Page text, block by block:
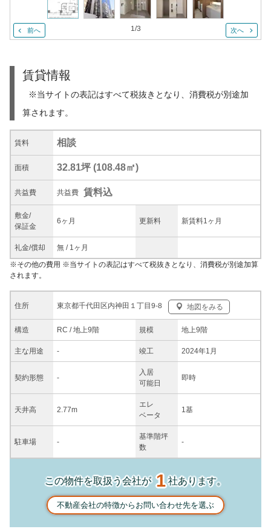
前へ 1/3 次へ
賃貸情報
※当サイトの表記はすべて税抜きとなり、消費税が別途加
算されます。
賃料 相談
面積 32.81坪 (108.48㎡)
共益費 共益費 賃料込
敷金/
保証金
6ヶ月 更新料 新賃料1ヶ月
礼金/償却 無 / 1ヶ月
住所 東京都千代田区内神田１丁目9-8 地図をみる
構造 RC / 地上9階 規模 地上9階
主な用途 - 竣工 2024年1月
契約形態 -
入居
可能日
即時
天井高 2.77m
エレ
ベータ
1基
駐車場 -
基準階坪
数
-
※その他の費用 ※当サイトの表記はすべて税抜きとなり、消費税が別途加算
されます。
この物件を取扱う会社が1社あります。
不動産会社の特徴からお問い合わせ先を選ぶ